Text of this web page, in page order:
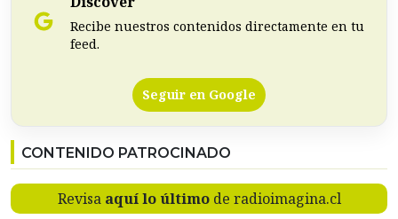
Recibe nuestros contenidos directamente en tu
feed.
Seguir en Google
CONTENIDO PATROCINADO
Revisa aquí lo últimode radioimagina.cl